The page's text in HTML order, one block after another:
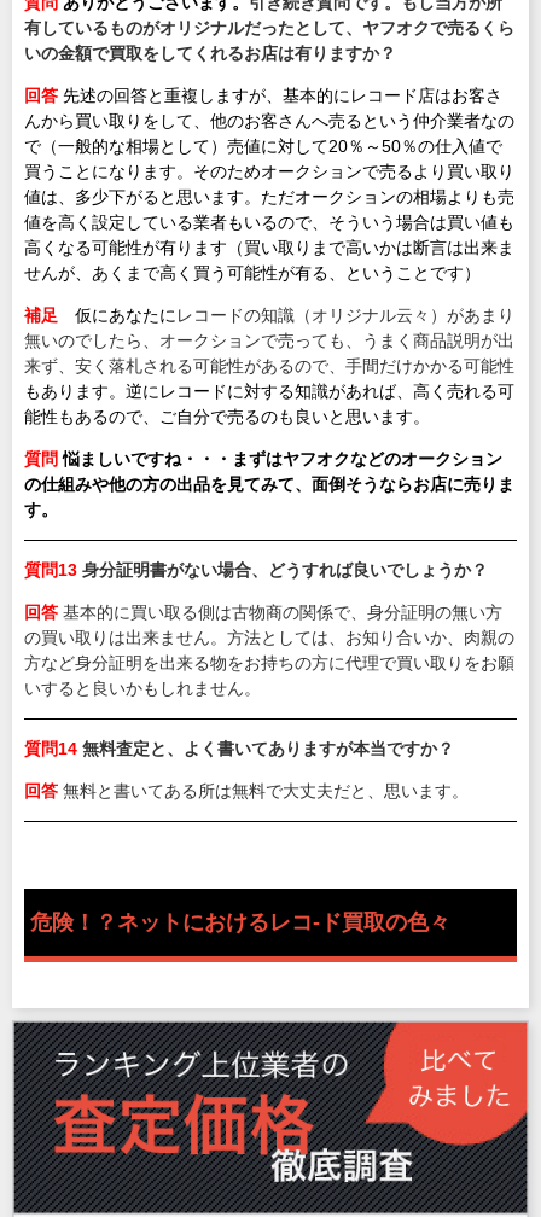
有しているものがオリジナルだったとして、ヤフオクで売るくら
いの金額で買取をしてくれるお店は有りますか？
回答 先述の回答と重複しますが、基本的にレコード店はお客さ
んから買い取りをして、他のお客さんへ売るという仲介業者なの
で（一般的な相場として）売値に対して20％～50％の仕入値で
買うことになります。そのためオークションで売るより買い取り
値は、多少下がると思います。ただオークションの相場よりも売
値を高く設定している業者もいるので、そういう場合は買い値も
高くなる可能性が有ります（買い取りまで高いかは断言は出来ま
せんが、あくまで高く買う可能性が有る、ということです）
補足 仮にあなたに レコードの知識（オリジナル云々）があまり
無いのでしたら、オークションで売っても、うまく商品説明が出
来ず、安く落札される可能性があるので、手間だけかかる可能性
もあります。逆にレコードに対する知識があれば、高く売れる可
能性もあるので、ご自分で売るのも良いと思います。
質問悩ましいですね・・・まずはヤフオクなどのオークション
の仕組みや他の方の出品を見てみて、面倒そうならお店に売りま
す。
質問13 身分証明書がない場合、どうすれば良いでしょうか？
回答 基本的に買い取る側は古物商の関係で、身分証明の無い方
の買い取りは出来ません。方法としては、お知り合いか、肉親の
方など身分証明を出来る物をお持ちの方に代理で買い取りをお願
いすると良いかもしれません。
質問14 無料査定と、よく書いてありますが本当ですか？
回答 無料と書いてある所は無料で大丈夫だと、思います。
危険！？ネットにおけるレコ-ド買取の色々